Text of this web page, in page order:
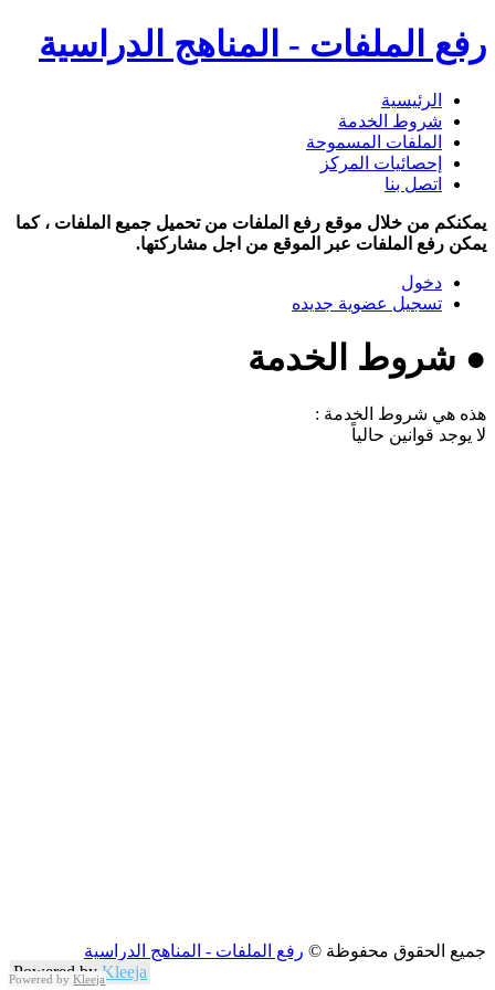
Powered byKleeja
رفع الملفات - المناهج الدراسية
الرئيسية
شروط الخدمة
الملفات المسموحة
إحصائيات المركز
اتصل بنا
يمكنكم من خلال موقع رفع الملفات من تحميل جميع الملفات ، كما
يمكن رفع الملفات عبر الموقع من اجل مشاركتها.
دخول
تسجيل عضوية جديده
● شروط الخدمة
هذه هي شروط الخدمة :
لا يوجد قوانين حالياً
جميع الحقوق محفوظة © رفع الملفات - المناهج الدراسية
Powered byKleeja